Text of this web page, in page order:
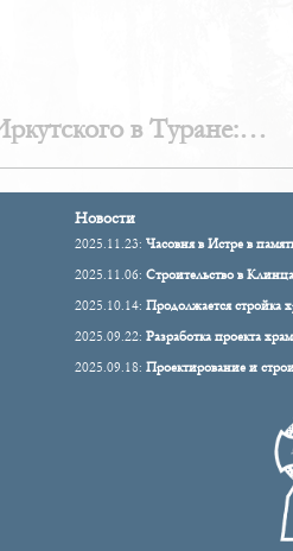
в Туране:
Новости
2025.11.23:Часовня в Истре в
2025.11.06:Строительство в
2025.10.14:Продолжается стройка
2025.09.22:Разработка проекта
2025.09.18:Проектирование и